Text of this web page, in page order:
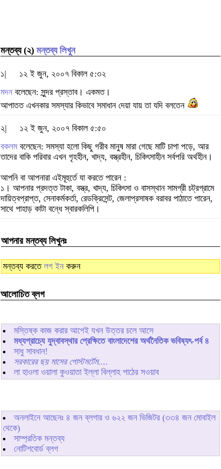
মন্তব্য (২) মন্তব্য লিখুন
১|
১২ ই জুন, ২০০৭ বিকাল ৫:৩২
মদন বলেছেন: সুন্দর প্রস্তাব। একমত।
আপাতত এখনকার সমস্যার কিভাবে সমাধান দেয়া যায় তা যদি বলতেন
২|
১২ ই জুন, ২০০৭ বিকাল ৫:৫০
বকলমবলেছেন: সমস্যা হলো কিছু গরীব মানুষ মারা গেছে মাটি চাপা পড়ে, আর
তাদের বাকি পরিবার এখন গৃহহীন, খাদ্য, বস্ত্রহীন, চিকিৎসাহীন সর্বপরি অর্থহীন।
আপনি বা আপনারা এইমূহুর্তে যা করতে পারেন :
১। আপনার প্রদত্ত টাকা, বস্ত্র, খাদ্য, চিকিৎসা ও বাসস্থান সামগ্রী চট্রগ্রামে
দায়িত্বপ্রাপ্ত, সেনাকর্মকর্তা, রেডক্রিসেন্ট, জেলাপ্রসাষক বরাবর পাঠাতে পারেন,
সাথে পাহাড় কাটা বন্ধে স্বারকলিপি।
আপনার মন্তব্য লিখুনঃ
মন্তব্য করতে লগ ইন করুন
আলোচিত ব্লগ
মস্তিষ্ক কাজ করার আগেই যখন উত্তর চলে আসে
মধ্যপ্রাচ্যে যুদ্বাবস্থার প্রেক্ষিতে বাংলাদেশের অর্থনৈতিক ভবিষ্যৎ-পর্ব ৪
সাধু সাবধান!
সরকারের ছয় মাসের পোস্টমর্টেম....
লা হাওলা ওয়ালা কুওয়াতা ইল্লা বিল্লাহ পাঠের সওয়াব
অনলাইনে আছেনঃ ৪ জন ব্লগার ও ৬২২ জন ভিজিটর (৩৩৪ জন মোবাইল
থেকে)
সাম্প্রতিক মন্তব্য
নোটিশবোর্ড ব্লগ